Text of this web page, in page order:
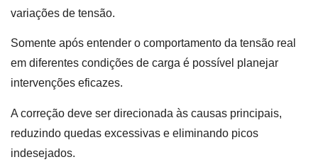
variações de tensão.
Somente após entender o comportamento da tensão real
em diferentes condições de carga é possível planejar
intervenções eficazes.
A correção deve ser direcionada às causas principais,
reduzindo quedas excessivas e eliminando picos
indesejados.